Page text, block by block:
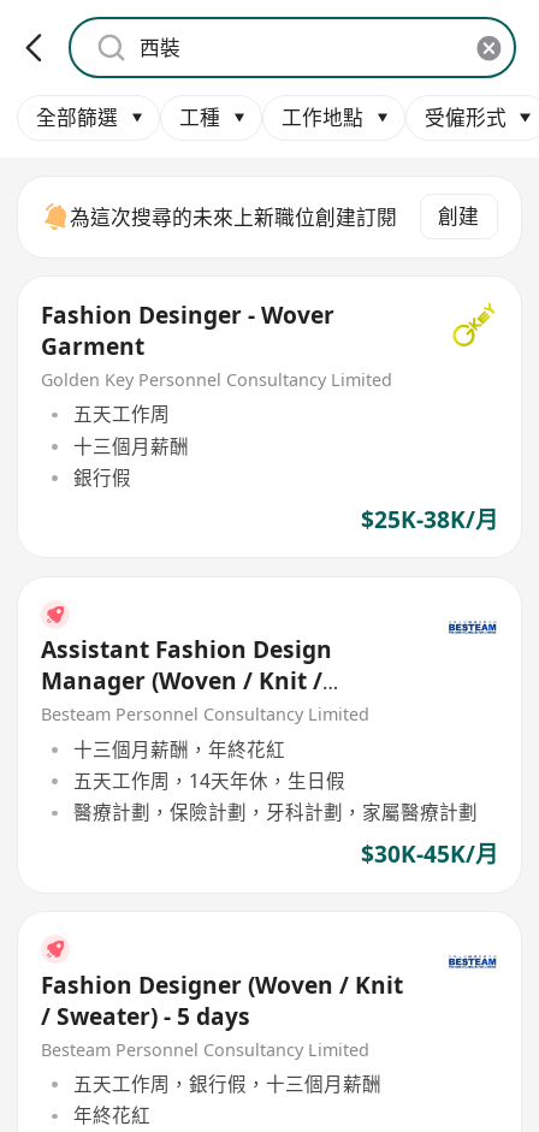
全部篩選 工種 工作地點 受僱形式
為這次搜尋的未來上新職位創建訂閱 創建
Fashion Desinger - Wover
Garment
Golden Key Personnel Consultancy Limited
五天工作周
十三個月薪酬
銀行假
$25K-38K/月
Assistant Fashion Design
Manager (Woven / Knit /
Sweater) - 5 days
Besteam Personnel Consultancy Limited
十三個月薪酬，年終花紅
五天工作周，14天年休，生日假
醫療計劃，保險計劃，牙科計劃，家屬醫療計劃
$30K-45K/月
Fashion Designer (Woven / Knit
/ Sweater) - 5 days
Besteam Personnel Consultancy Limited
五天工作周，銀行假，十三個月薪酬
年終花紅